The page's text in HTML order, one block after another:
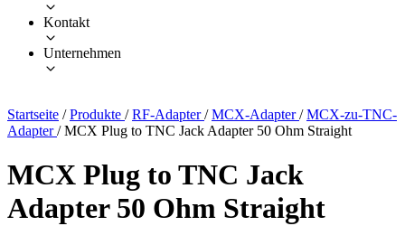
Kontakt
Unternehmen
Startseite / Produkte / RF-Adapter/ MCX-Adapter/ MCX-zu-TNC-
Adapter/ MCX Plug to TNC Jack Adapter 50 Ohm Straight
MCX Plug to TNC Jack
Adapter 50 Ohm Straight